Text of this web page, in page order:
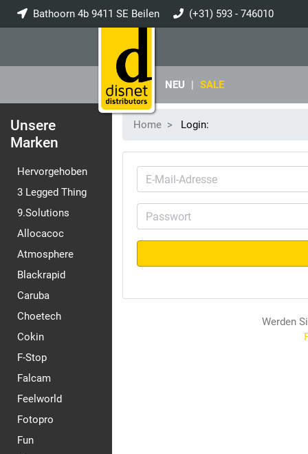
Bathoorn 4b 9411 SE Beilen (+31) 593 - 746010
NEU | SALE
Unsere
Marken
Hervorgehoben
3 Legged Thing
9.Solutions
Allocacoc
Atmosphere
Blackrapid
Caruba
Choetech
Cokin
F-Stop
Falcam
Feelworld
Fotopro
Fun
Home Login:
Werden